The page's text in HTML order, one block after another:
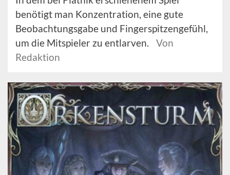
benötigt man Konzentration, eine gute
Beobachtungsgabe und Fingerspitzengefühl,
um die Mitspieler zu entlarven.
Von
Redaktion